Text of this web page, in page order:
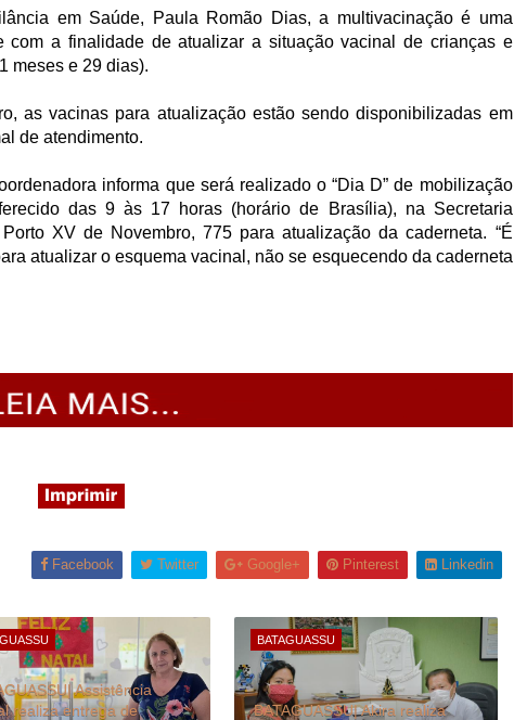
em Saúde, Paula Romão Dias, a multivacinação é uma
com a finalidade de atualizar a situação vacinal de crianças e
meses e 29 dias).
as vacinas para atualização estão sendo disponibilizadas em
de atendimento.
informa que será realizado o “Dia D” de mobilização
das 9 às 17 horas (horário de Brasília), na Secretaria
XV de Novembro, 775 para atualização da caderneta. “É
atualizar o esquema vacinal, não se esquecendo da caderneta
Facebook Twitter Google+ Pinterest Linkedin
Assistência
realiza entrega de
BATAGUASSU
BATAGUASSU| Akira realiza